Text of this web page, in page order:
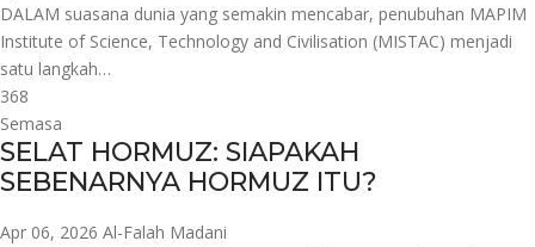
DALAM suasana dunia yang semakin mencabar, penubuhan MAPIM
Institute of Science, Technology and Civilisation (MISTAC) menjadi
satu langkah…
368
Semasa
SELAT HORMUZ: SIAPAKAH
SEBENARNYA HORMUZ ITU?
Apr 06, 2026 Al-Falah Madani